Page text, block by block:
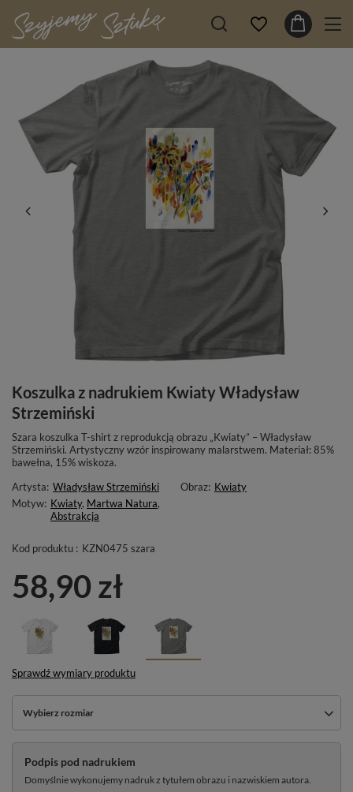
Koszulka z nadrukiem Kwiaty Władysław
Strzemiński
Szara koszulka T-shirt z reprodukcją obrazu „Kwiaty” – Władysław
Strzemiński. Artystyczny wzór inspirowany malarstwem. Materiał: 85%
bawełna, 15% wiskoza.
Artysta: Władysław Strzemiński Obraz: Kwiaty
Motyw: Kwiaty, Martwa Natura,
Abstrakcja
Kod produktu : KZN0475 szara
58,90 zł
Sprawdź wymiary produktu
Wybierz rozmiar
Podpis pod nadrukiem
Domyślnie wykonujemy nadruk z tytułem obrazu i nazwiskiem autora.